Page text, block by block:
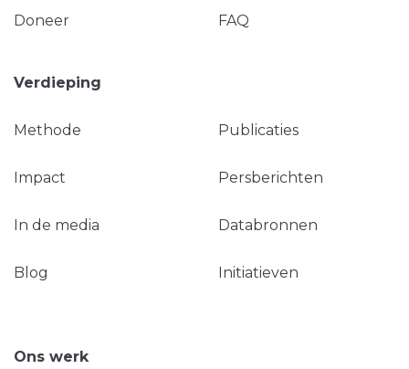
Doneer FAQ
Verdieping
Methode Publicaties
Impact Persberichten
In de media Databronnen
Blog Initiatieven
Ons werk